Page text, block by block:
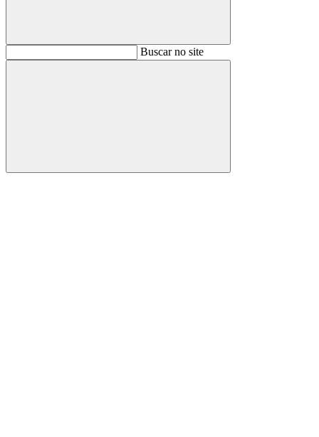
BuscarBuscar no site
Buscar